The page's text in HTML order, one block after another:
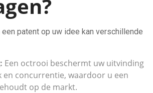
een patent op uw idee kan verschillende
Een octrooi beschermt uw uitvinding
en concurrentie, waardoor u een
op de markt.